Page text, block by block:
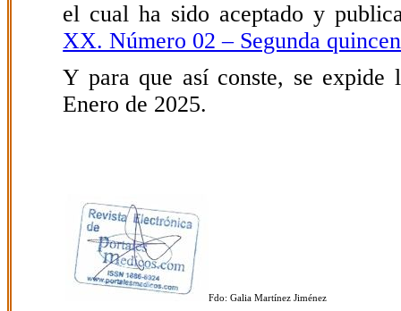
el cual ha sido aceptado y
XX. Número 02 – Segunda
Y para que así conste, se
Enero de 2025.
Fdo: Galia Martínez Jiménez